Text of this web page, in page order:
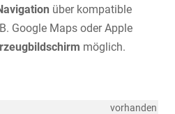
über kompatible
Google Maps oder Apple
möglich.
vorhanden